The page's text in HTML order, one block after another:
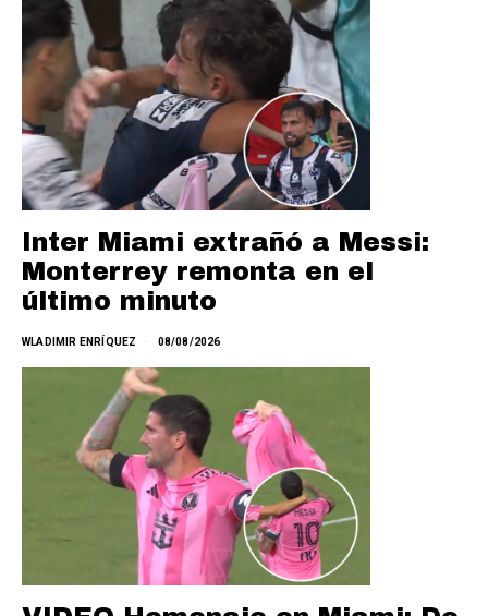
Inter Miami extrañó a Messi:
Monterrey remonta en el
último minuto
WLADIMIR ENRÍQUEZ 08/08/2026